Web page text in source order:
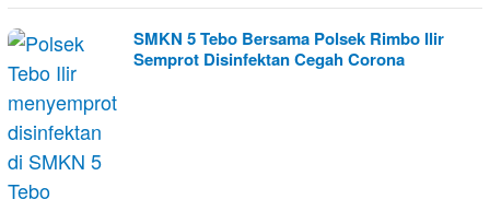
SMKN 5 Tebo Bersama Polsek Rimbo Ilir
Semprot Disinfektan Cegah Corona